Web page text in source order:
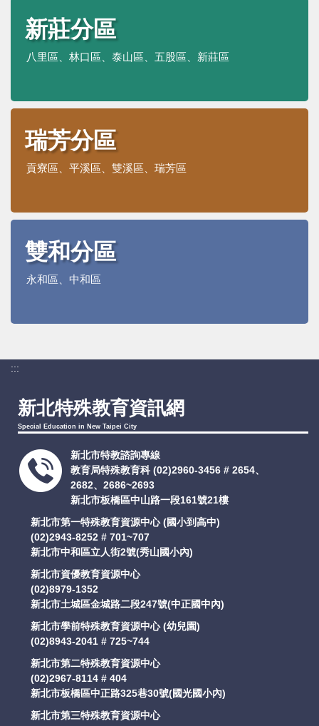
新莊分區
八里區、林口區、泰山區、五股區、新莊區
瑞芳分區
貢寮區、平溪區、雙溪區、瑞芳區
雙和分區
永和區、中和區
:::
新北特殊教育資訊網
Special Education in New Taipei City
新北市特教諮詢專線
教育局特殊教育科 (02)2960-3456 # 2654、
2682、2686~2693
新北市板橋區中山路一段161號21樓
新北市第一特殊教育資源中心 (國小到高中)
(02)2943-8252 # 701~707
新北市中和區立人街2號(秀山國小內)
新北市資優教育資源中心
(02)8979-1352
新北市土城區金城路二段247號(中正國中內)
新北市學前特殊教育資源中心 (幼兒園)
(02)8943-2041 # 725~744
新北市第二特殊教育資源中心
(02)2967-8114 # 404
新北市板橋區中正路325巷30號(國光國小內)
新北市第三特殊教育資源中心